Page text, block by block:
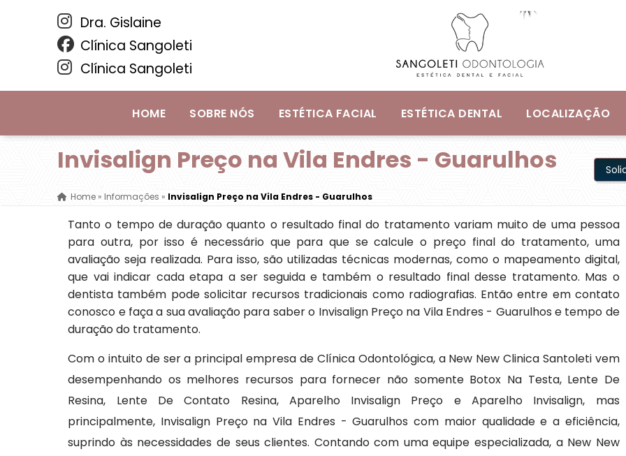
Dra. Gislaine
Clínica Sangoleti
Clínica Sangoleti
HOME SOBRE NÓS ESTÉTICA FACIAL ESTÉTICA DENTAL LOCALIZAÇÃO
Invisalign Preço na Vila Endres - Guarulhos
Home»Informações » Invisalign Preço na Vila Endres - Guarulhos
Tanto o tempo de duração quanto o resultado final do tratamento variam muito de uma pessoa
para outra, por isso é necessário que para que se calcule o preço final do tratamento, uma
avaliação seja realizada. Para isso, são utilizadas técnicas modernas, como o mapeamento digital,
que vai indicar cada etapa a ser seguida e também o resultado final desse tratamento. Mas o
dentista também pode solicitar recursos tradicionais como radiografias. Então entre em contato
conosco e faça a sua avaliação para saber o Invisalign Preço na Vila Endres - Guarulhos e tempo de
duração do tratamento.
Com o intuito de ser a principal empresa de Clínica Odontológica, a New New Clinica Santoleti vem
desempenhando os melhores recursos para fornecer não somente Botox Na Testa, Lente De
Resina, Lente De Contato Resina, Aparelho Invisalign Preço e Aparelho Invisalign, mas
principalmente, Invisalign Preço na Vila Endres - Guarulhos com maior qualidade e a eficiência,
suprindo às necessidades de seus clientes. Contando com uma equipe especializada, a New New